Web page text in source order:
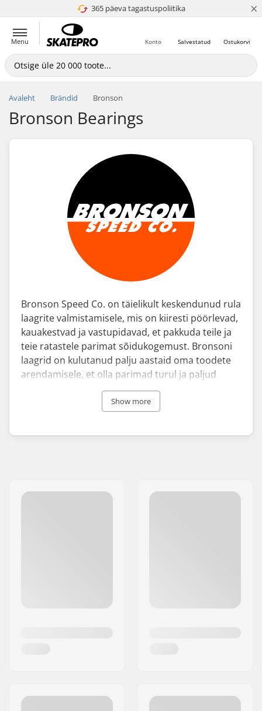
365 päeva tagastuspoliitika
4.8 paljaks 5 ×
Menu Ostukorvi
Salvestatud
Konto
Avaleht Brändid Bronson
Bronson Bearings
Bronson Speed Co. on täielikult keskendunud rula
laagrite valmistamisele, mis on kiiresti pöörlevad,
kauakestvad ja vastupidavad, et pakkuda teile ja
teie ratastele parimat sõidukogemust. Bronsoni
laagrid on kulutanud palju aastaid oma toodete
arendamisele, et olla parimad turul ja paljud
profiratturid toetavad seda.
Ettevõte, mis on osa NHS Fun Factory'st, on välja
sujuvalt ning kaitsta niiskuse ja rooste eest,
Show more